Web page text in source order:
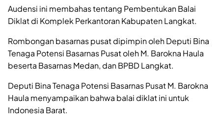
Audensi ini membahas tentang Pembentukan Balai
Diklat di Komplek Perkantoran Kabupaten Langkat.
Rombongan basarnas pusat dipimpin oleh Deputi Bina
Tenaga Potensi Basarnas Pusat oleh M. Barokna Haula
beserta Basarnas Medan, dan BPBD Langkat.
Deputi Bina Tenaga Potensi Basarnas Pusat M. Barokna
Haula menyampaikan bahwa balai diklat ini untuk
Indonesia Barat.